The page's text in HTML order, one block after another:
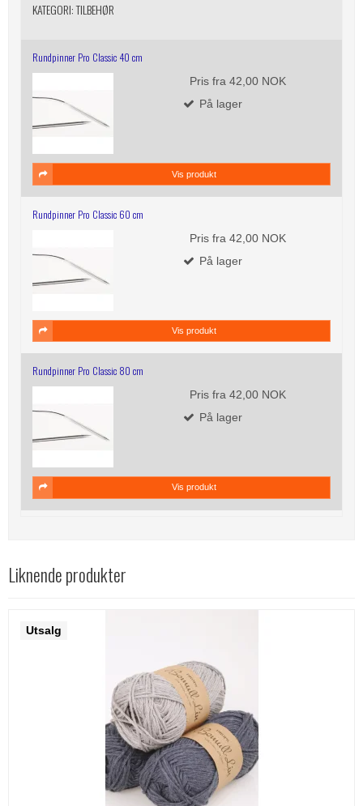
KATEGORI:TILBEHØR
Rundpinner Pro Classic 40 cm
Pris fra 42,00 NOK
På lager
Vis produkt
Rundpinner Pro Classic 60 cm
Pris fra 42,00 NOK
På lager
Vis produkt
Rundpinner Pro Classic 80 cm
Pris fra 42,00 NOK
På lager
Vis produkt
Liknende produkter
Utsalg